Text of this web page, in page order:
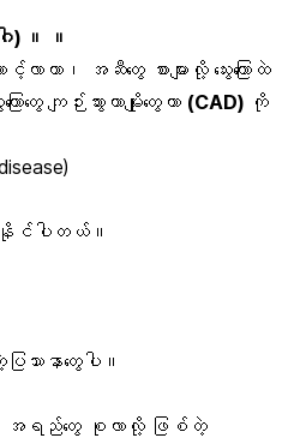
ါ) ။ ။
ာင့်လာတာ၊ အဆီတွေ စားများလို့ သွေးကြောထဲ
ြောတွေ ကျဉ်းသွားတာမျိုးတွေဟာ (CAD) ကို
စ်နိုင်ပါတယ်။
ာနာတွေပါ။
ထဲမှာ အရည်တွေ စုလာလို့ ဖြစ်တဲ့